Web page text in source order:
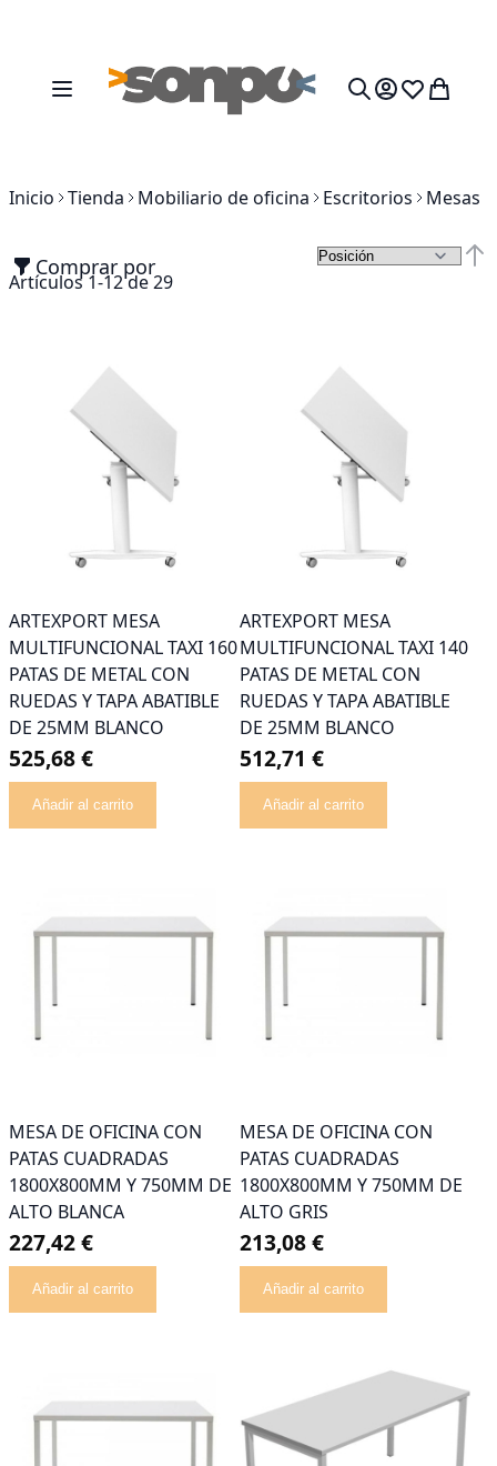
Toggle Nav Mi cesta
Inicio Tienda Mobiliario de oficina Escritorios Mesas
Comprar por
Artículos1-12de29
ARTEXPORT MESA
MULTIFUNCIONAL TAXI 160
PATAS DE METAL CON
RUEDAS Y TAPA ABATIBLE
DE 25MM BLANCO
525,68 €
Añadir al carrito
ARTEXPORT MESA
MULTIFUNCIONAL TAXI 140
PATAS DE METAL CON
RUEDAS Y TAPA ABATIBLE
DE 25MM BLANCO
512,71 €
Añadir al carrito
MESA DE OFICINA CON
PATAS CUADRADAS
1800X800MM Y 750MM DE
ALTO BLANCA
227,42 €
Añadir al carrito
MESA DE OFICINA CON
PATAS CUADRADAS
1800X800MM Y 750MM DE
ALTO GRIS
213,08 €
Añadir al carrito